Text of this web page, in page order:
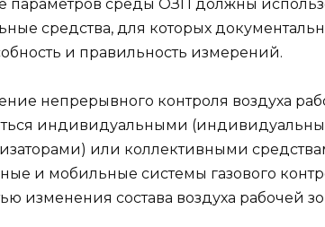
параметров среды ОЗП должны
средства, для которых
и правильность измерений.
непрерывного контроля воздуха
индивидуальными
или коллективными
и мобильные системы газового
изменения состава воздуха рабочей